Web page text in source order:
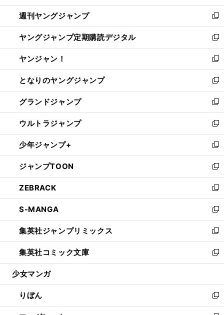
開
く
ウ
で
開
く
ン
ド
ウ
で
開
く
ウ
ィ
ン
ド
ウ
で
開
く
週刊ヤングジャンプ
新
し
い
ウ
ィ
ン
ド
ウ
で
開
く
ヤングジャンプ定期購読デジタル
新
し
い
ウ
ィ
ン
ド
ウ
で
開
く
ヤンジャン！
新
し
い
ウ
ィ
ン
ド
ウ
で
開
く
となりのヤングジャンプ
新
し
い
ウ
ィ
ン
ド
ウ
で
開
く
グランドジャンプ
新
し
い
ウ
ィ
ン
ド
ウ
で
開
く
ウルトラジャンプ
新
し
い
ウ
ィ
ン
ド
ウ
で
開
く
少年ジャンプ+
新
し
い
ウ
ィ
ン
ド
ウ
で
開
く
ジャンプTOON
新
し
い
ウ
ィ
ン
ド
ウ
で
開
ZEBRACK
新
し
い
ウ
ィ
ン
ド
ウ
開
く
S-MANGA
新
し
い
ウ
ィ
ン
ウ
で
開
集英社ジャンプリミックス
新
し
い
ウ
ン
ド
ウ
集英社コミック文庫
新
し
ウ
ィ
ン
少女マンガ
りぼん
新
し